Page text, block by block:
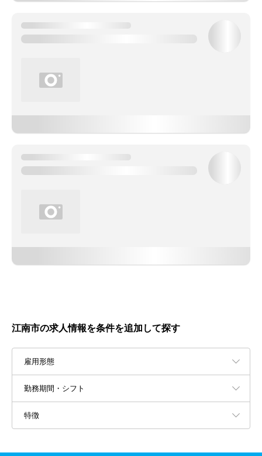
江南市の求人情報を条件を追加して探す
雇用形態
勤務期間・シフト
特徴